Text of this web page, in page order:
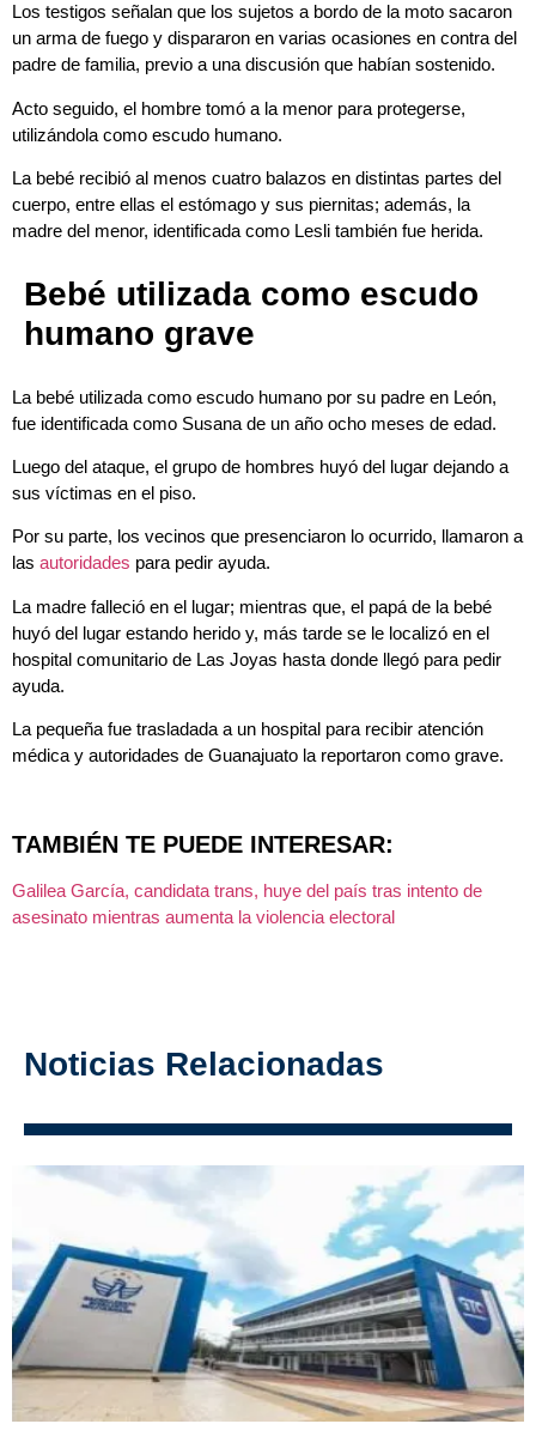
Los testigos señalan que los sujetos a bordo de la moto sacaron
un arma de fuego y dispararon en varias ocasiones en contra del
padre de familia, previo a una discusión que habían sostenido.
Acto seguido, el hombre tomó a la menor para protegerse,
utilizándola como escudo humano.
La bebé recibió al menos cuatro balazos en distintas partes del
cuerpo, entre ellas el estómago y sus piernitas; además, la
madre del menor, identificada como Lesli también fue herida.
Bebé utilizada como escudo
humano grave
La bebé utilizada como escudo humano por su padre en León,
fue identificada como Susana de un año ocho meses de edad.
Luego del ataque, el grupo de hombres huyó del lugar dejando a
sus víctimas en el piso.
Por su parte, los vecinos que presenciaron lo ocurrido, llamaron a
las autoridades para pedir ayuda.
La madre falleció en el lugar; mientras que, el papá de la bebé
huyó del lugar estando herido y, más tarde se le localizó en el
hospital comunitario de Las Joyas hasta donde llegó para pedir
ayuda.
La pequeña fue trasladada a un hospital para recibir atención
médica y autoridades de Guanajuato la reportaron como grave.
TAMBIÉN TE PUEDE INTERESAR:
Galilea García, candidata trans, huye del país tras intento de
asesinato mientras aumenta la violencia electoral
Noticias Relacionadas